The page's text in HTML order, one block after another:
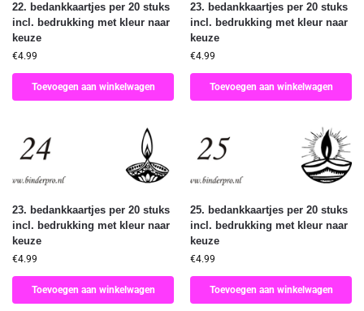
22. bedankkaartjes per 20 stuks
incl. bedrukking met kleur naar
keuze
€4.99
Toevoegen aan winkelwagen
23. bedankkaartjes per 20 stuks
incl. bedrukking met kleur naar
keuze
€4.99
Toevoegen aan winkelwagen
23. bedankkaartjes per 20 stuks
incl. bedrukking met kleur naar
keuze
€4.99
Toevoegen aan winkelwagen
25. bedankkaartjes per 20 stuks
incl. bedrukking met kleur naar
keuze
€4.99
Toevoegen aan winkelwagen